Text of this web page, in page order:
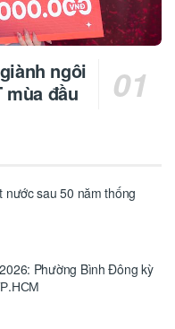
ngôi
mùa đầu
nước sau 50 năm thống
Phường Bình Đông kỳ